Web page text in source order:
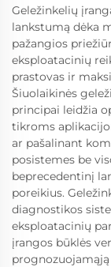
Geležinkelių
lankstumą dėka
pažangios
eksploatacinių
prastovas ir
Šiuolaikinės
principai leidžia
tikroms
ar pašalinant
posistemes be
beprecedentinį
poreikius.
diagnostikos
eksploatacinių
įrangos būklės